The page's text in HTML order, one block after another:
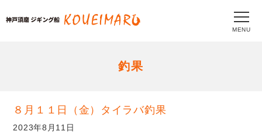
MENU
釣果
８月１１日（金）タイラバ釣果
2023年8月11日